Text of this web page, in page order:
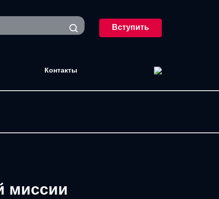
Вступить
Контакты
миссии